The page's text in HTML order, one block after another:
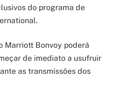
do programa de
Marriott Bonvoy poderá
de imediato a usufruir
as transmissões dos